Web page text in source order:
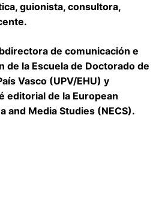
guionista, consultora,
de comunicación e
de la Escuela de Doctorado de
Vasco (UPV/EHU) y
editorial de la European
and Media Studies (NECS).